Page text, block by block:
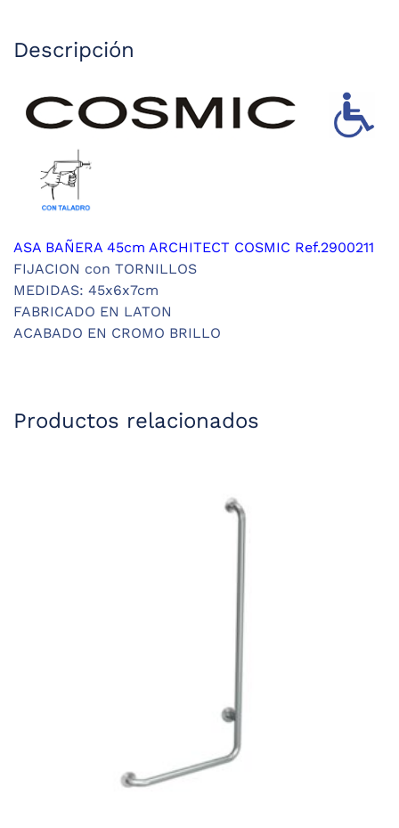
Descripción
ASA BAÑERA 45cm ARCHITECT COSMIC Ref.2900211
FIJACION con TORNILLOS
MEDIDAS: 45x6x7cm
FABRICADO EN LATON
ACABADO EN CROMO BRILLO
Productos relacionados